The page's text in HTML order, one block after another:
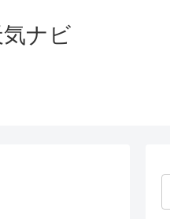
ナビ